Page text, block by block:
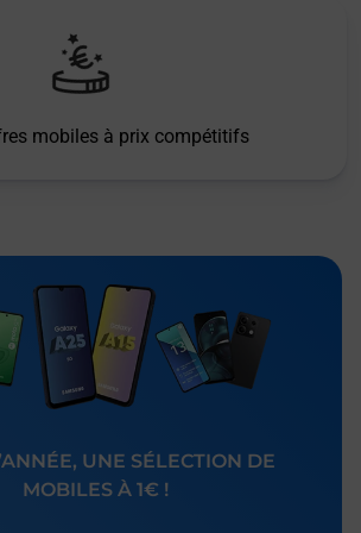
mobiles à prix compétitifs
UNE SÉLECTION DE
MOBILES À 1€ !